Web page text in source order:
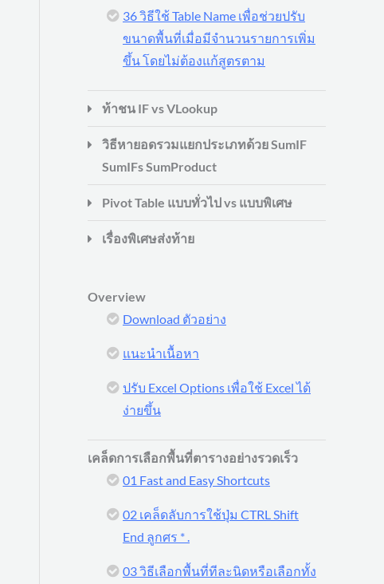
36 วิธีใช้ Table Name เพื่อช่วยปรับ
ขนาดพื้นที่เมื่อมีจำนวนรายการเพิ่ม
ขึ้น โดยไม่ต้องแก้สูตรตาม
ท้าชน IF vs VLookup
วิธีหายอดรวมแยกประเภทด้วย SumIF
SumIFs SumProduct
Pivot Table แบบทั่วไป vs แบบพิเศษ
เรื่องพิเศษส่งท้าย
Overview
Download ตัวอย่าง
แนะนำเนื้อหา
ปรับ Excel Options เพื่อใช้ Excel ได้
ง่ายขึ้น
เคล็ดการเลือกพื้นที่ตารางอย่างรวดเร็ว
01 Fast and Easy Shortcuts
02 เคล็ดลับการใช้ปุ่ม CTRL Shift
End ลูกศร * .
03 วิธีเลือกพื้นที่ทีละนิดหรือเลือกทั้ง